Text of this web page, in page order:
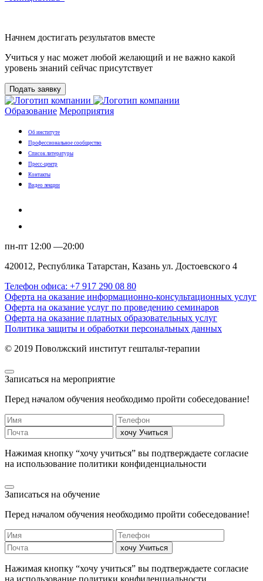
Начнем достигать результатов вместе
Учиться у нас может любой желающий и не важно какой
уровень знаний сейчас присутствует
Подать заявку
Образование Мероприятия
Об институте
Профессиональное сообщество
Список литературы
Пресс-центр
Контакты
Видео лекции
пн-пт 12:00 —20:00
420012, Республика Татарстан, Казань ул. Достоевского 4
Телефон офиса: +7 917 290 08 80
Оферта на оказание информационно-консультационных услуг
Оферта на оказание услуг по проведению семинаров
Оферта на оказание платных образовательных услуг
Политика защиты и обработки персональных данных
© 2019 Поволжский институт гештальт-терапии
Записаться на мероприятие
Перед началом обучения необходимо пройти собеседование!
хочу Учиться
Нажимая кнопку “хочу учиться” вы подтверждаете согласие
на использование политики конфиденциальности
Записаться на обучение
Перед началом обучения необходимо пройти собеседование!
хочу Учиться
Нажимая кнопку “хочу учиться” вы подтверждаете согласие
на использование политики конфиденциальности